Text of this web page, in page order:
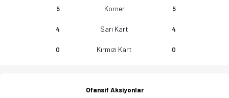
5 Korner 5
4 Sarı Kart 4
0 Kırmızı Kart 0
Ofansif Aksiyonlar